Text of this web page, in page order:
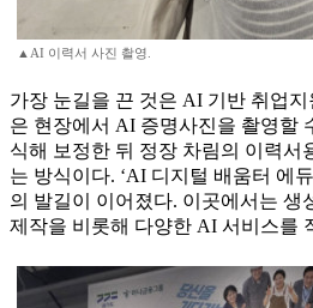
▲AI 이력서 사진 촬영.
가장 눈길을 끈 것은 AI 기반 취업
은 현장에서 AI 증명사진을 촬영할
식해 보정한 뒤 정장 차림의 이력서
는 방식이다. ‘AI 디지털 배움터 에
의 발길이 이어졌다. 이곳에서는 생
제작을 비롯해 다양한 AI 서비스를